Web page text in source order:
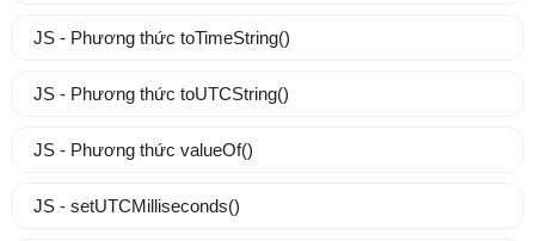
JS - Phương thức toTimeString()
JS - Phương thức toUTCString()
JS - Phương thức valueOf()
JS - setUTCMilliseconds()